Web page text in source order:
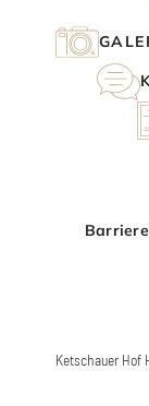
Ketschauer Hof